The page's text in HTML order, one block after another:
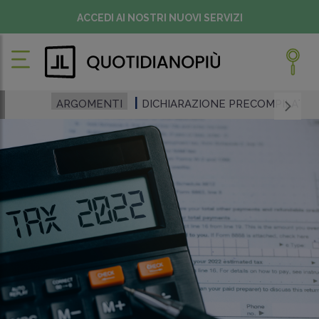
ACCEDI AI NOSTRI NUOVI SERVIZI
ARGOMENTI DICHIARAZIONE PRECOMPILATA